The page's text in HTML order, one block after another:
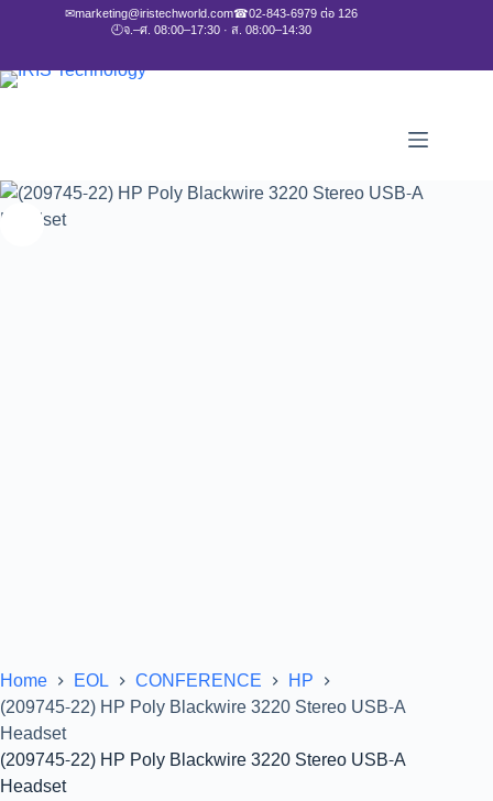
✉marketing@iristechworld.com☎02-843-6979 ต่อ 126
🕘จ.–ศ. 08:00–17:30 · ส. 08:00–14:30
Home EOL CONFERENCE
HP
(209745-22) HP Poly Blackwire 3220 Stereo USB-A
Headset
(209745-22) HP Poly Blackwire 3220 Stereo USB-A
Headset